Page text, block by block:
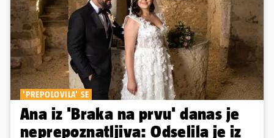
'PREPOLOVILA' SE
Ana iz 'Braka na prvu' danas je
neprepoznatljiva: Odselila je iz